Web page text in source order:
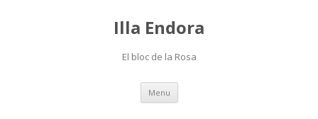
Illa Endora
El bloc de la Rosa
Menu Skip
content